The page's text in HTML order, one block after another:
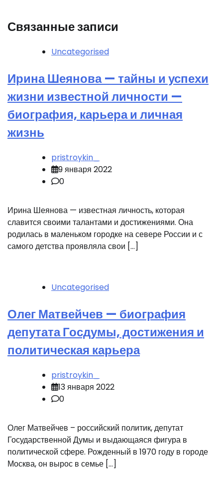
Связанные записи
Uncategorised
Ирина Шеянова — тайны и успехи
жизни известной личности —
биография, карьера и личная
жизнь
pristroykin_
9 января 2022
0
Ирина Шеянова — известная личность, которая
славится своими талантами и достижениями. Она
родилась в маленьком городке на севере России и с
самого детства проявляла свои […]
Uncategorised
Олег Матвейчев — биография
депутата Госдумы, достижения и
политическая карьера
pristroykin_
13 января 2022
0
Олег Матвейчев – российский политик, депутат
Государственной Думы и выдающаяся фигура в
политической сфере. Рожденный в 1970 году в городе
Москва, он вырос в семье […]